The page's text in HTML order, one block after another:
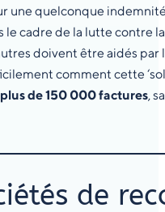
une quelconque
le cadre de la lutte contre
doivent être aidés par
comment cette
plus de 150 000 factures,
de